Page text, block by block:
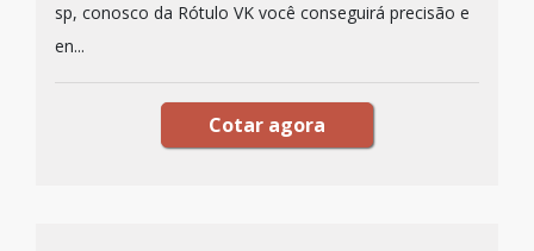
sp, conosco da Rótulo VK você conseguirá precisão e
en...
Cotar agora